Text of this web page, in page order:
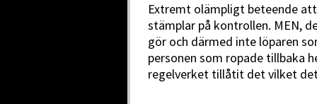
Extremt olämpligt beteende
stämplar på kontrollen. MEN,
gör och därmed inte löparen
personen som ropade tillbaka
regelverket tillåtit det vilket